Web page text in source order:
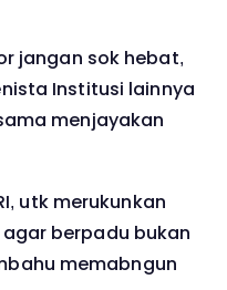
jangan sok hebat,
Institusi lainnya
menjayakan
utk merukunkan
berpadu bukan
memabngun